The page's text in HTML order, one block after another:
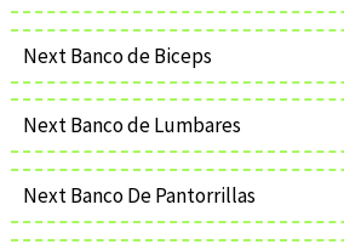
Next Banco de Biceps
Next Banco de Lumbares
Next Banco De Pantorrillas